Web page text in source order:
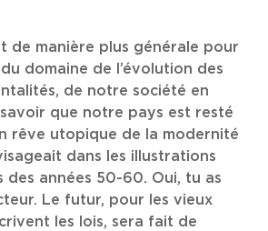
de manière plus générale pour
domaine de l’évolution des
de notre société en
que notre pays est resté
rêve utopique de la modernité
dans les illustrations
années 50-60. Oui, tu as
Le futur, pour les vieux
les lois, sera fait de